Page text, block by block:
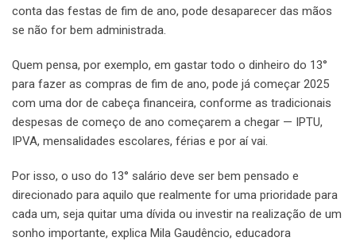
conta das festas de fim de ano, pode desaparecer das mãos
se não for bem administrada.
Quem pensa, por exemplo, em gastar todo o dinheiro do 13°
para fazer as compras de fim de ano, pode já começar 2025
com uma dor de cabeça financeira, conforme as tradicionais
despesas de começo de ano começarem a chegar — IPTU,
IPVA, mensalidades escolares, férias e por aí vai.
Por isso, o uso do 13° salário deve ser bem pensado e
direcionado para aquilo que realmente for uma prioridade para
cada um, seja quitar uma dívida ou investir na realização de um
sonho importante, explica Mila Gaudêncio, educadora